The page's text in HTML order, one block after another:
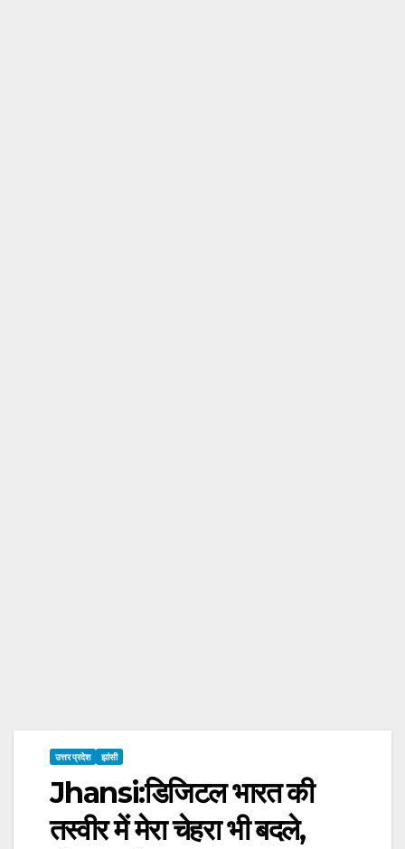
उत्तर प्रदेश झांसी
Jhansi:डिजिटल भारत की
तस्वीर में मेरा चेहरा भी बदले,